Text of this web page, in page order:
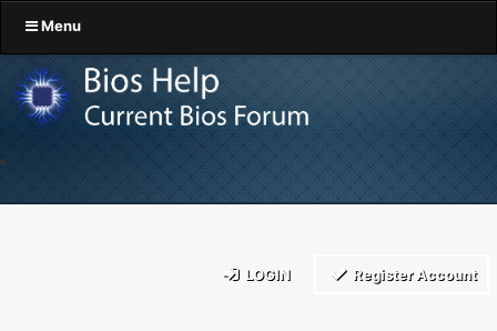
Menu
LOGIN Register Account